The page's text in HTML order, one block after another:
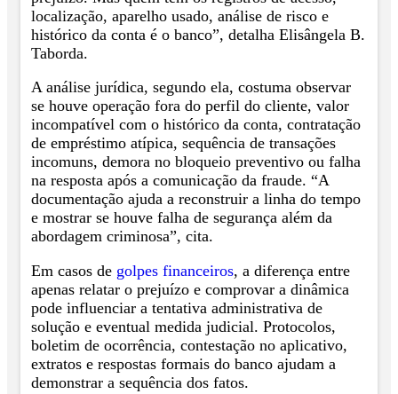
localização, aparelho usado, análise de risco e
histórico da conta é o banco”, detalha Elisângela B.
Taborda.
A análise jurídica, segundo ela, costuma observar
se houve operação fora do perfil do cliente, valor
incompatível com o histórico da conta, contratação
de empréstimo atípica, sequência de transações
incomuns, demora no bloqueio preventivo ou falha
na resposta após a comunicação da fraude. “A
documentação ajuda a reconstruir a linha do tempo
e mostrar se houve falha de segurança além da
abordagem criminosa”, cita.
Em casos de golpes financeiros, a diferença entre
apenas relatar o prejuízo e comprovar a dinâmica
pode influenciar a tentativa administrativa de
solução e eventual medida judicial. Protocolos,
boletim de ocorrência, contestação no aplicativo,
extratos e respostas formais do banco ajudam a
demonstrar a sequência dos fatos.